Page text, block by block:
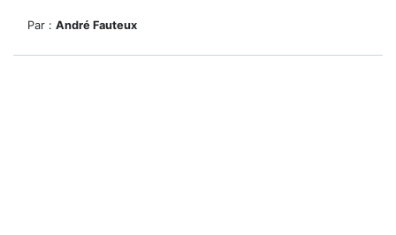
Par : André Fauteux